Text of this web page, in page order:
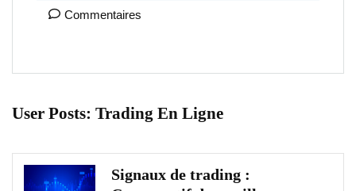
Commentaires
User Posts: Trading En Ligne
Signaux de trading :